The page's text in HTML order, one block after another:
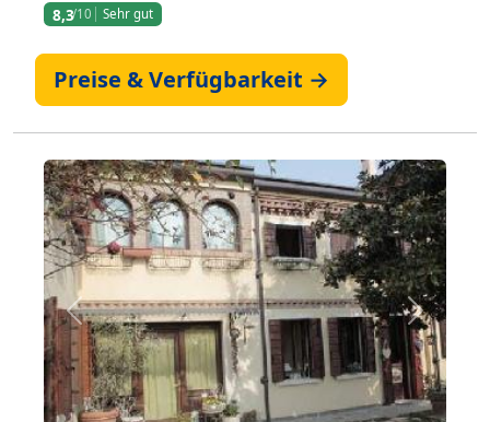
8,3/10 Sehr gut
Preise & Verfügbarkeit →
Zurück Weiter